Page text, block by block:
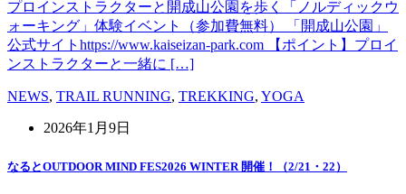
プロインストラクターと開成山公園を歩く「ノルディックウ
ォーキング」体験イベント（参加費無料） 「開成山公園」
公式サイトhttps://www.kaiseizan-park.com 【ポイント】プロイ
ンストラクターと一緒に […]
NEWS, TRAIL RUNNING, TREKKING, YOGA
2026年1月9日
なるとOUTDOOR MIND FES2026 WINTER 開催！（2/21・22）